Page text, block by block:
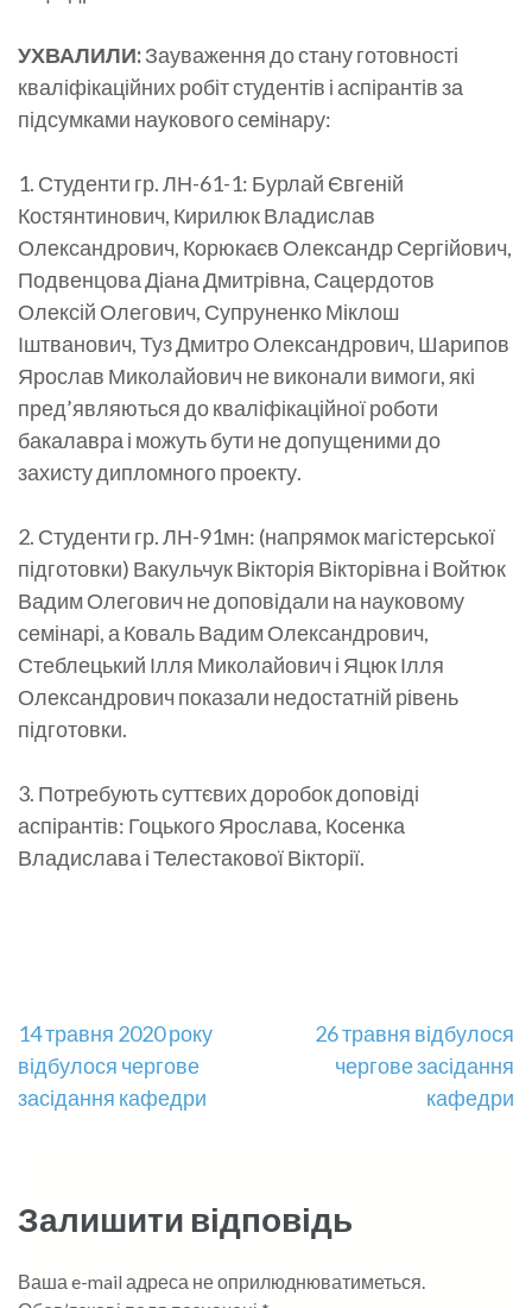
УХВАЛИЛИ:Зауваження до стану готовності
кваліфікаційних робіт студентів і аспірантів за
підсумками наукового семінару:
1. Студенти гр. ЛН-61-1: Бурлай Євгеній
Костянтинович, Кирилюк Владислав
Олександрович, Корюкаєв Олександр Сергійович,
Подвенцова Діана Дмитрівна, Сацердотов
Олексій Олегович, Супруненко Міклош
Іштванович, Туз Дмитро Олександрович, Шарипов
Ярослав Миколайович не виконали вимоги, які
пред’являються до кваліфікаційної роботи
бакалавра і можуть бути не допущеними до
захисту дипломного проекту.
2. Студенти гр. ЛН-91мн: (напрямок магістерської
підготовки) Вакульчук Вікторія Вікторівна і Войтюк
Вадим Олегович не доповідали на науковому
семінарі, а Коваль Вадим Олександрович,
Стеблецький Ілля Миколайович і Яцюк Ілля
Олександрович показали недостатній рівень
підготовки.
3. Потребують суттєвих доробок доповіді
аспірантів: Гоцького Ярослава, Косенка
Владислава і Телестакової Вікторії.
Навігація
записів
14 травня 2020 року
відбулося чергове
засідання кафедри
26 травня відбулося
чергове засідання
кафедри
Залишити відповідь
Ваша e-mail адреса не оприлюднюватиметься.